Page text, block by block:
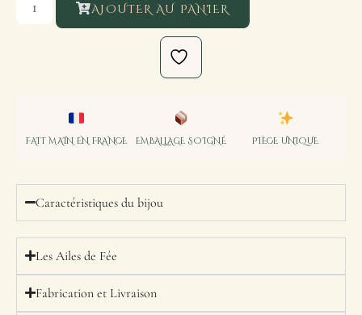
AJOUTER AU PANIER
FAIT MAIN EN FRANCE EMBALLAGE SOIGNÉ PIÈCE UNIQUE
Caractéristiques du bijou
Les Ailes de Fée
Fabrication et Livraison